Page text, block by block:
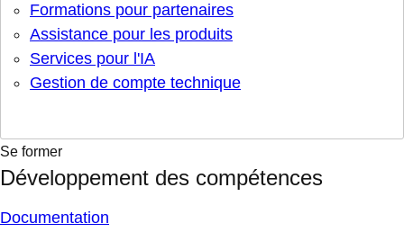
Formations pour partenaires
Assistance pour les produits
Services pour l'IA
Gestion de compte technique
Se former
Développement des compétences
Documentation